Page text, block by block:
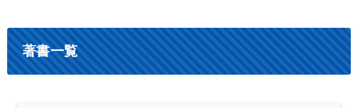
著書一覧